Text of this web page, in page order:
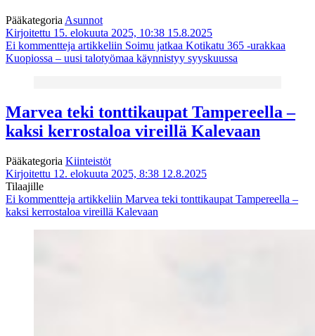
Pääkategoria Asunnot
Kirjoitettu 15. elokuuta 2025, 10:38 15.8.2025
Ei kommentteja artikkeliin Soimu jatkaa Kotikatu 365 -urakkaa
Kuopiossa – uusi talotyömaa käynnistyy syyskuussa
Marvea teki tonttikaupat Tampereella –
kaksi kerrostaloa vireillä Kalevaan
Pääkategoria Kiinteistöt
Kirjoitettu 12. elokuuta 2025, 8:38 12.8.2025
Tilaajille
Ei kommentteja artikkeliin Marvea teki tonttikaupat Tampereella –
kaksi kerrostaloa vireillä Kalevaan